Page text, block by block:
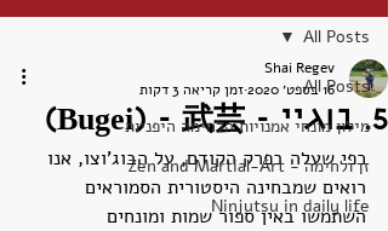
All Posts
מילון מונחי אמנויות הלחימה היפניות
זן ולחימה - Zen and Martial-Art
Ninjutsu in daily life
All Posts
5. בוגיי - Bugei) - 武芸)
Shai Regev
16 בספט׳ 2020
זמן קריאה 3 דקות
כפי שעלה בפרק הקודם, על הבוג'וצו, אנו
רואים שמבחינה היסטורית הסמוראים
השתמשו באין ספור שמות ומונחים